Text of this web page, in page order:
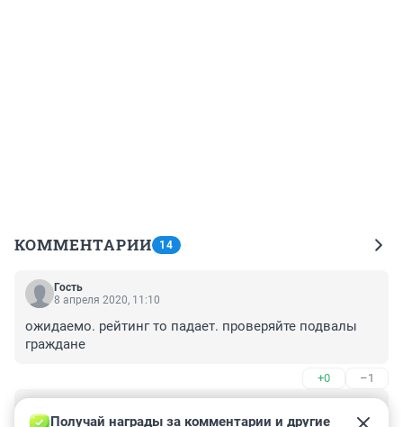
КОММЕНТАРИИ 14
Гость
8 апреля 2020, 11:10
ожидаемо. рейтинг то падает. проверяйте подвалы
граждане
+0 –1
8 апреля 2020, 08:45
Получай награды за комментарии и другие